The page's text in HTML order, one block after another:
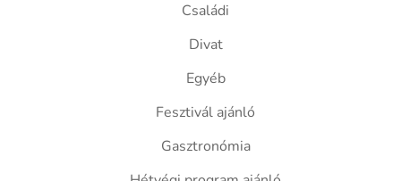
Családi
Divat
Egyéb
Fesztivál ajánló
Gasztronómia